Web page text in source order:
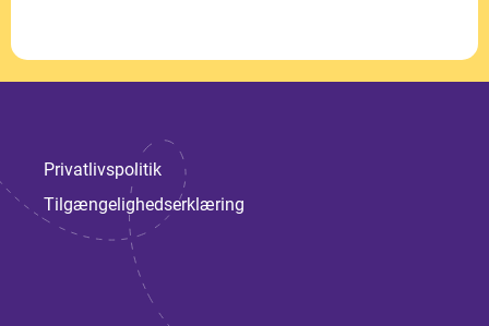
Privatlivspolitik
Tilgængelighedserklæring